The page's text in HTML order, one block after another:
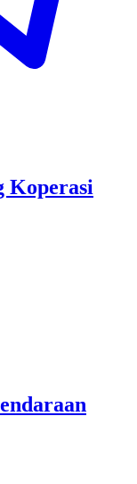
Koperasi